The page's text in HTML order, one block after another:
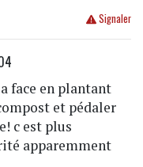
Signaler
face en plantant
et pédaler
c est plus
apparemment